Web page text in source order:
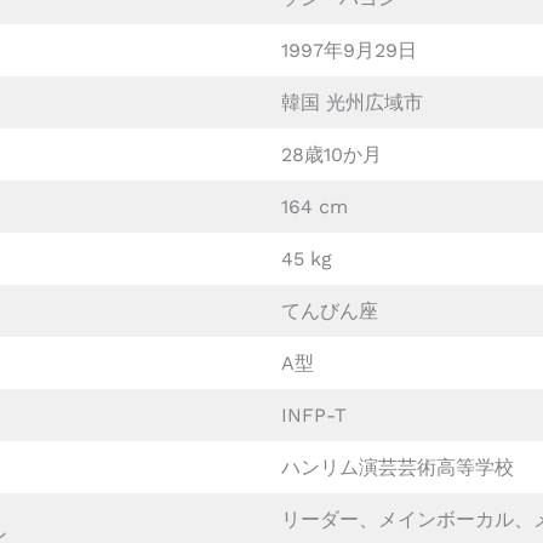
1997年9月29日
韓国 光州広域市
28歳10か月
164 cm
45 kg
てんびん座
A型
INFP-T
ハンリム演芸芸術高等学校
リーダー、メインボーカル、